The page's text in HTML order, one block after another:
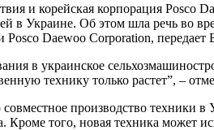
и корейская корпорация Posco
в Украине. Об этом шла речь во
Daewoo Corporation, передает
в украинское
технику только растет”, –
совместное производство
того, новая техника может